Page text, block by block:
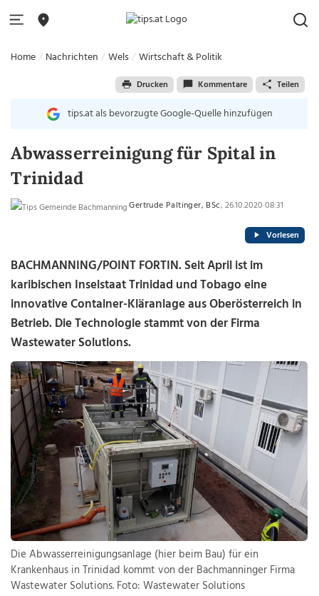
Home Nachrichten Wels Wirtschaft & Politik
Drucken Kommentare Teilen
tips.at als bevorzugte Google-Quelle hinzufügen
Abwasserreinigung für Spital in
Trinidad
Gertrude Paltinger, BSc, 26.10.2020 08:31
Vorlesen
BACHMANNING/POINT FORTIN. Seit April ist im
karibischen Inselstaat Trinidad und Tobago eine
innovative Container-Kläranlage aus Oberösterreich in
Betrieb. Die Technologie stammt von der Firma
Wastewater Solutions.
Die Abwasserreinigungsanlage (hier beim Bau) für ein
Krankenhaus in Trinidad kommt von der Bachmanninger Firma
Wastewater Solutions. Foto: Wastewater Solutions